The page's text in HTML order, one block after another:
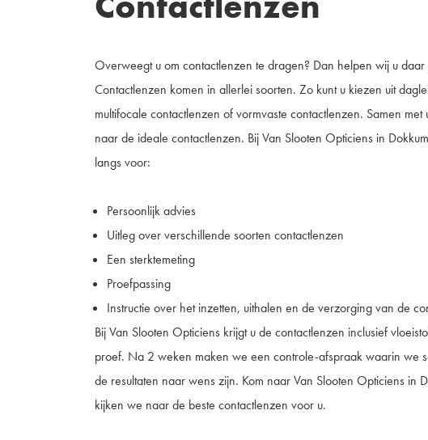
Overweegt u om contactlenzen te dragen? Dan helpen wij u
Contactlenzen komen in allerlei soorten. Zo kunt u kiezen uit
multifocale contactlenzen of vormvaste contactlenzen. Samen
naar de ideale contactlenzen. Bij Van Slooten Opticiens in
langs voor:
Persoonlijk advies
Uitleg over verschillende soorten contactlenzen
Een sterktemeting
Proefpassing
Instructie over het inzetten, uithalen en de verzorging van de
Bij Van Slooten Opticiens krijgt u de contactlenzen inclusief
proef. Na 2 weken maken we een controle-afspraak waarin we
de resultaten naar wens zijn. Kom naar Van Slooten Opticiens in
kijken we naar de beste contactlenzen voor u.